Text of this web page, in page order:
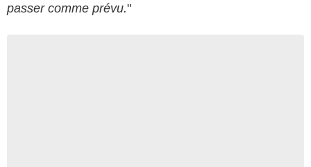
passer comme prévu."